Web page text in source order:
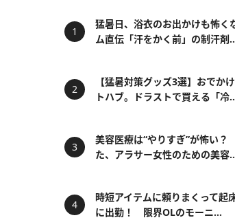
猛暑日、浴衣のお出かけも怖
ム直伝「汗をかく前」の制汗剤
【猛暑対策グッズ3選】おでか
トハブ。ドラストで買える「冷
美容医療は“やりすぎ”が怖い
た、アラサー女性のための美容
時短アイテムに頼りまくって起
に出勤！ 限界OLのモーニ...